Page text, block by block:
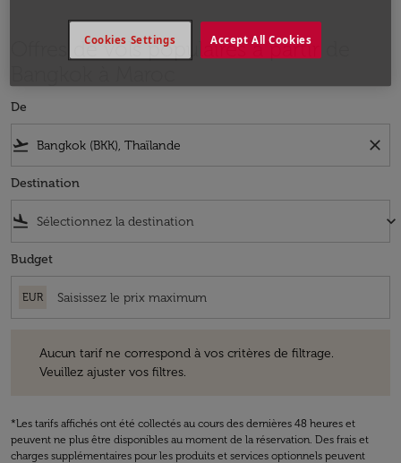
Offres de vols populaires à partir de
De
flight_takeoff close
Destination
flight_land keyboard_arrow_down
Budget
EUR
Aucun tarif ne correspond à vos critères de filtrage.
Veuillez ajuster vos filtres.
*Les tarifs affichés ont été collectés au cours des dernières 48 heures et
peuvent ne plus être disponibles au moment de la réservation. Des frais et
charges supplémentaires pour les produits et services optionnels peuvent
Accept All Cookies
Cookies Settings